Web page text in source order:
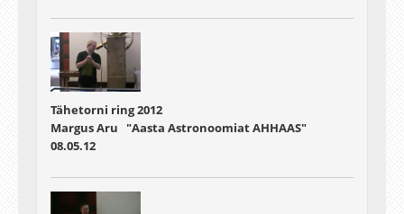
Tähetorni ring 2012
Margus Aru "Aasta Astronoomiat AHHAAS"
08.05.12